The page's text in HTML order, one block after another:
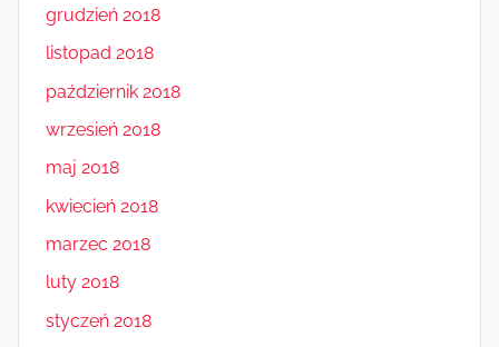
grudzień 2018
listopad 2018
październik 2018
wrzesień 2018
maj 2018
kwiecień 2018
marzec 2018
luty 2018
styczeń 2018